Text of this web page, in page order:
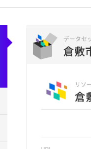
データセ
倉敷
リソ
倉